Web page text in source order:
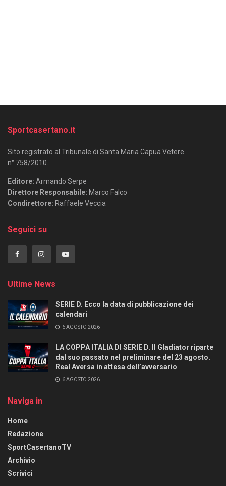
Sportcasertano.it
Sito registrato al Tribunale di Santa Maria Capua Vetere
n° 758/2010.
Editore: Armando Serpe
Direttore Responsabile: Marco Falco
Condirettore: Raffaele Veccia
Seguici su
Ultime News
SERIE D. Ecco la data di pubblicazione dei
calendari
6 AGOSTO 2026
LA COPPA ITALIA DI SERIE D. Il Gladiator riparte
dal suo passato nel preliminare del 23 agosto.
Real Aversa in attesa dell’avversario
6 AGOSTO 2026
Naviga in
Home
Redazione
SportCasertanoTV
Archivio
Scrivici